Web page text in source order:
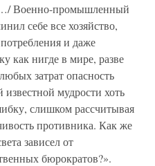
…/ Военно-промышленный
себе все хозяйство,
и даже
как нигде в мире, разве
затрат опасность
мудрости хоть
слишком рассчитывая
противника. Как же
зависел от
бюрократов?».